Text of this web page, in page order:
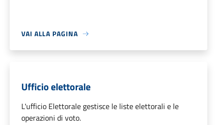
VAI ALLA PAGINA
Ufficio elettorale
L'ufficio Elettorale gestisce le liste elettorali e le
operazioni di voto.